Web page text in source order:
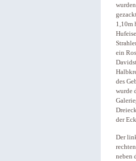
1,10m
ein
des
wurde
der
Der
neben